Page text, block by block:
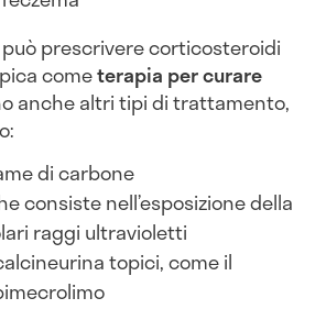
prescrivere corticosteroidi
cometerapia per curare
anche altri tipi di trattamento,
di carbone
consiste nell’esposizione della
raggi ultravioletti
topici, come il